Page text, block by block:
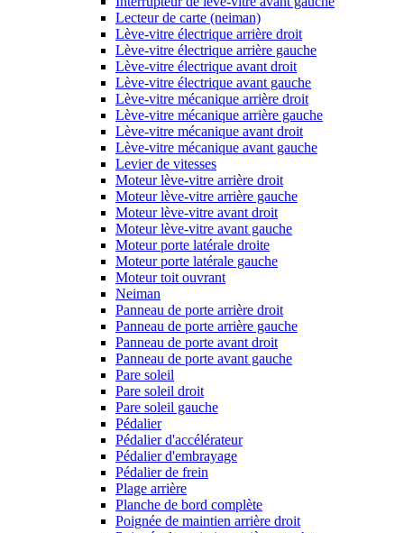
Lecteur de carte (neiman)
Lève-vitre électrique arrière droit
Lève-vitre électrique arrière gauche
Lève-vitre électrique avant droit
Lève-vitre électrique avant gauche
Lève-vitre mécanique arrière droit
Lève-vitre mécanique arrière gauche
Lève-vitre mécanique avant droit
Lève-vitre mécanique avant gauche
Levier de vitesses
Moteur lève-vitre arrière droit
Moteur lève-vitre arrière gauche
Moteur lève-vitre avant droit
Moteur lève-vitre avant gauche
Moteur porte latérale droite
Moteur porte latérale gauche
Moteur toit ouvrant
Neiman
Panneau de porte arrière droit
Panneau de porte arrière gauche
Panneau de porte avant droit
Panneau de porte avant gauche
Pare soleil
Pare soleil droit
Pare soleil gauche
Pédalier
Pédalier d'accélérateur
Pédalier d'embrayage
Pédalier de frein
Plage arrière
Planche de bord complète
Poignée de maintien arrière droit